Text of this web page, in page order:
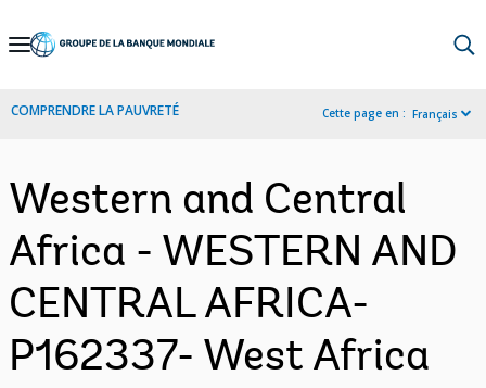
Skip
Navigation
COMPRENDRE LA PAUVRETÉ Cette page en : Français
Western and Central
Africa - WESTERN AND
CENTRAL AFRICA-
P162337- West Africa